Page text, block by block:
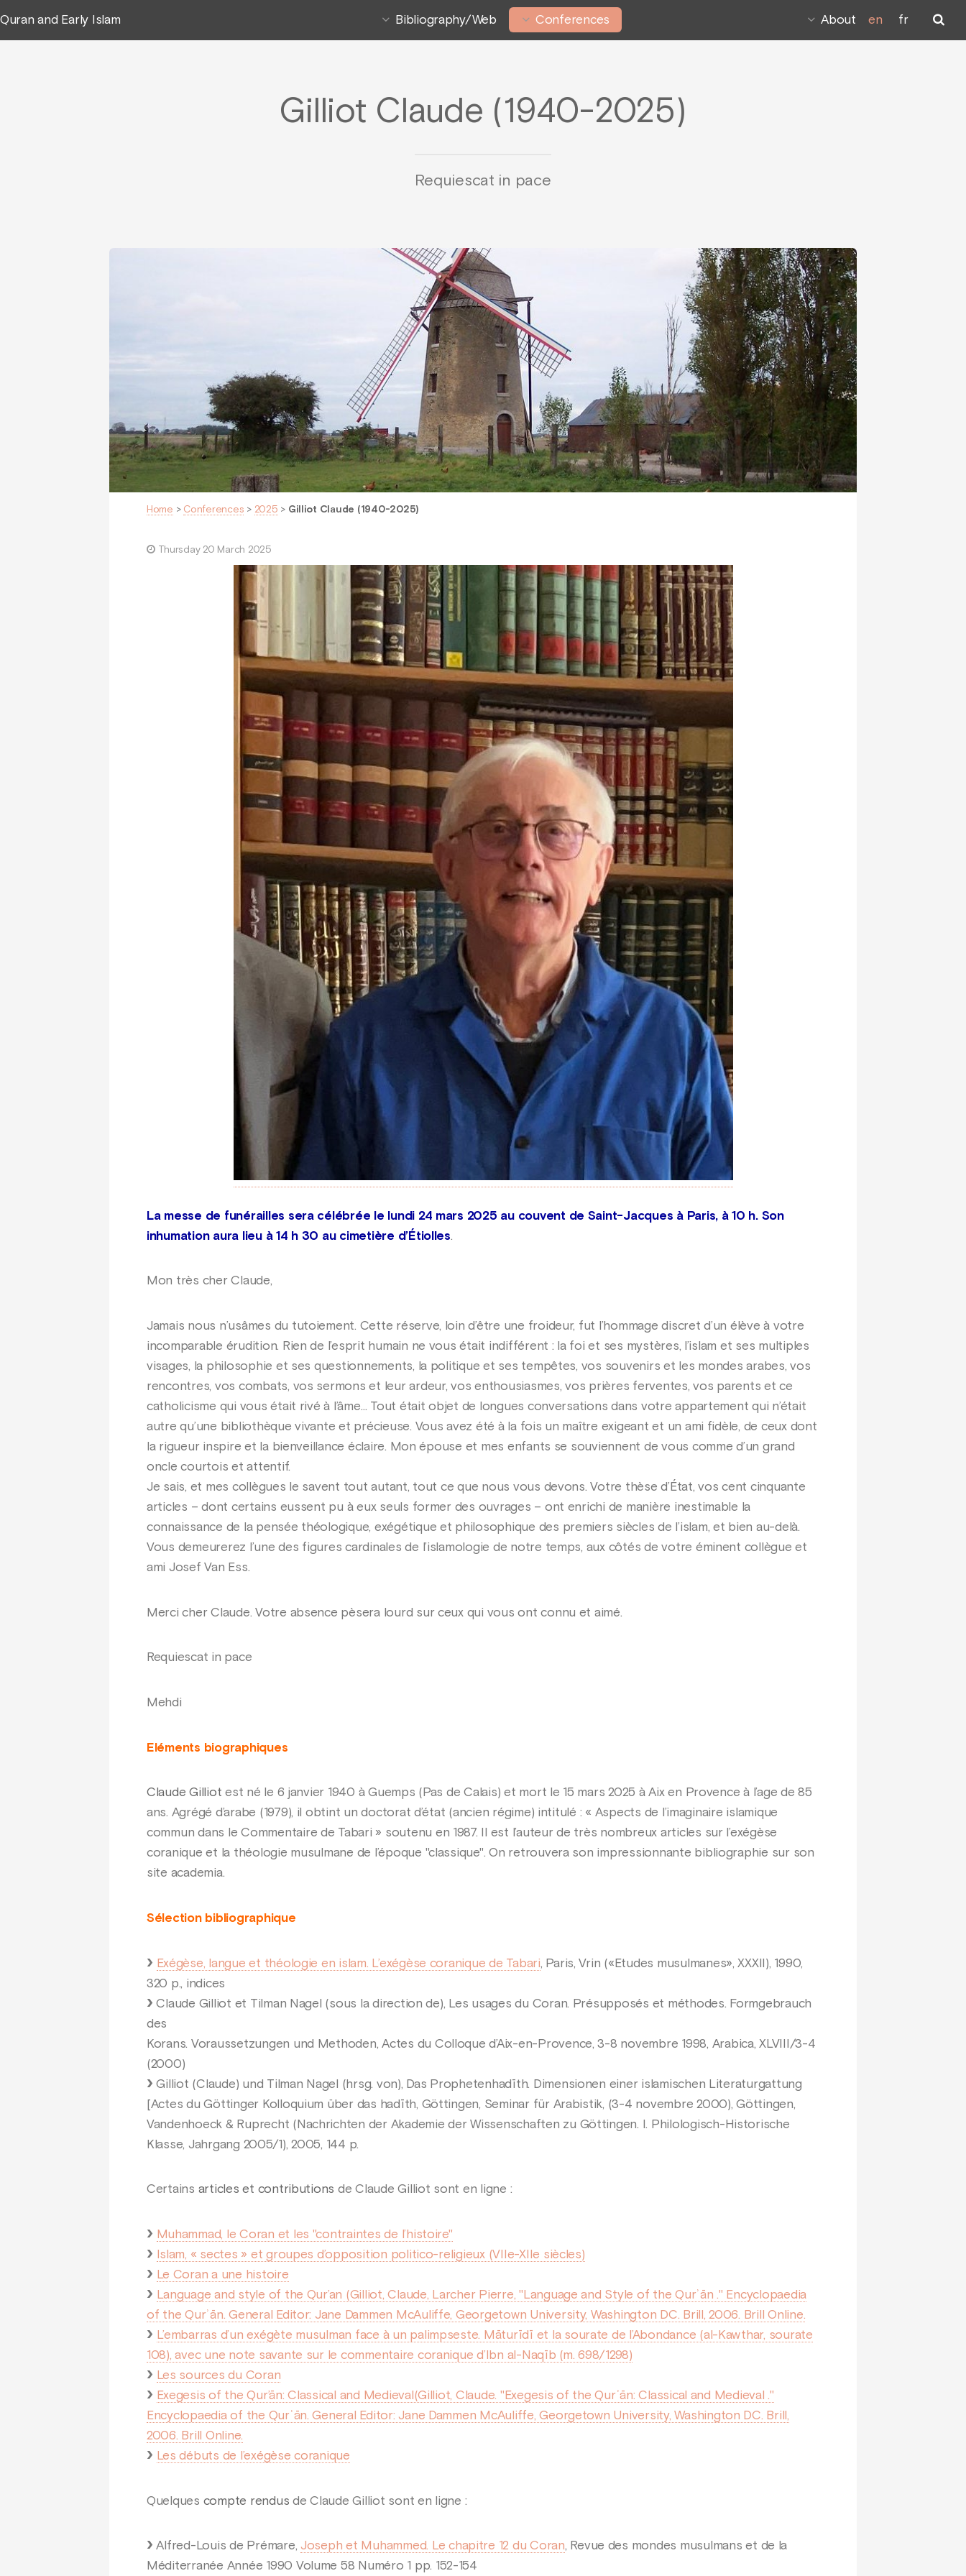
Quran and Early Islam Bibliography/Web Conferences About en fr
Gilliot Claude (1940-2025)
Requiescat in pace
Home > Conferences > 2025 > Gilliot Claude (1940-2025)
Thursday 20 March 2025
La messe de funérailles sera célébrée le lundi 24 mars 2025 au couvent de Saint-Jacques à Paris, à 10 h. Son
inhumation aura lieu à 14 h 30 au cimetière d’Étiolles.
Mon très cher Claude,
Jamais nous n’usâmes du tutoiement. Cette réserve, loin d’être une froideur, fut l’hommage discret d’un élève à votre
incomparable érudition. Rien de l’esprit humain ne vous était indifférent : la foi et ses mystères, l’islam et ses multiples
visages, la philosophie et ses questionnements, la politique et ses tempêtes, vos souvenirs et les mondes arabes, vos
rencontres, vos combats, vos sermons et leur ardeur, vos enthousiasmes, vos prières ferventes, vos parents et ce
catholicisme qui vous était rivé à l’âme… Tout était objet de longues conversations dans votre appartement qui n’était
autre qu’une bibliothèque vivante et précieuse. Vous avez été à la fois un maître exigeant et un ami fidèle, de ceux dont
la rigueur inspire et la bienveillance éclaire. Mon épouse et mes enfants se souviennent de vous comme d’un grand
oncle courtois et attentif.
Je sais, et mes collègues le savent tout autant, tout ce que nous vous devons. Votre thèse d’État, vos cent cinquante
articles – dont certains eussent pu à eux seuls former des ouvrages – ont enrichi de manière inestimable la
connaissance de la pensée théologique, exégétique et philosophique des premiers siècles de l’islam, et bien au-delà.
Vous demeurerez l’une des figures cardinales de l’islamologie de notre temps, aux côtés de votre éminent collègue et
ami Josef Van Ess.
Merci cher Claude. Votre absence pèsera lourd sur ceux qui vous ont connu et aimé.
Requiescat in pace
Mehdi
Eléments biographiques
Claude Gilliot est né le 6 janvier 1940 à Guemps (Pas de Calais) et mort le 15 mars 2025 à Aix en Provence à l’age de 85
ans. Agrégé d’arabe (1979), il obtint un doctorat d’état (ancien régime) intitulé : « Aspects de l’imaginaire islamique
commun dans le Commentaire de Tabari » soutenu en 1987. Il est l’auteur de très nombreux articles sur l’exégèse
coranique et la théologie musulmane de l’époque "classique". On retrouvera son impressionnante bibliographie sur son
site academia.
Sélection bibliographique
Exégèse, langue et théologie en islam. L’exégèse coranique de Tabari, Paris, Vrin («Etudes musulmanes», XXXII), 1990,
320 p., indices
Claude Gilliot et Tilman Nagel (sous la direction de), Les usages du Coran. Présupposés et méthodes. Formgebrauch
des
Korans. Voraussetzungen und Methoden, Actes du Colloque d’Aix-en-Provence, 3-8 novembre 1998, Arabica, XLVIII/3-4
(2000)
Gilliot (Claude) und Tilman Nagel (hrsg. von), Das Prophetenhadīth. Dimensionen einer islamischen Literaturgattung
[Actes du Göttinger Kolloquium über das hadīth, Göttingen, Seminar für Arabistik, (3-4 novembre 2000), Göttingen,
Vandenhoeck & Ruprecht (Nachrichten der Akademie der Wissenschaften zu Göttingen. I. Philologisch-Historische
Klasse, Jahrgang 2005/1), 2005, 144 p.
Certains articles et contributions de Claude Gilliot sont en ligne :
Muhammad, le Coran et les "contraintes de l’histoire"
Islam, « sectes » et groupes d’opposition politico-religieux (VIIe-XIIe siècles)
Le Coran a une histoire
Language and style of the Qur’an (Gilliot, Claude, Larcher Pierre, "Language and Style of the Qurʾān ." Encyclopaedia
of the Qurʾān. General Editor: Jane Dammen McAuliffe, Georgetown University, Washington DC. Brill, 2006. Brill Online.
L’embarras d’un exégète musulman face à un palimpseste. Māturīdī et la sourate de l’Abondance (al-Kawthar, sourate
108), avec une note savante sur le commentaire coranique d’Ibn al-Naqīb (m. 698/1298)
Les sources du Coran
Exegesis of the Qur’ān: Classical and Medieval(Gilliot, Claude. "Exegesis of the Qurʾān: Classical and Medieval ."
Encyclopaedia of the Qurʾān. General Editor: Jane Dammen McAuliffe, Georgetown University, Washington DC. Brill,
2006. Brill Online.
Les débuts de l’exégèse coranique
Quelques compte rendus de Claude Gilliot sont en ligne :
Alfred-Louis de Prémare, Joseph et Muhammed. Le chapitre 12 du Coran, Revue des mondes musulmans et de la
Méditerranée Année 1990 Volume 58 Numéro 1 pp. 152-154